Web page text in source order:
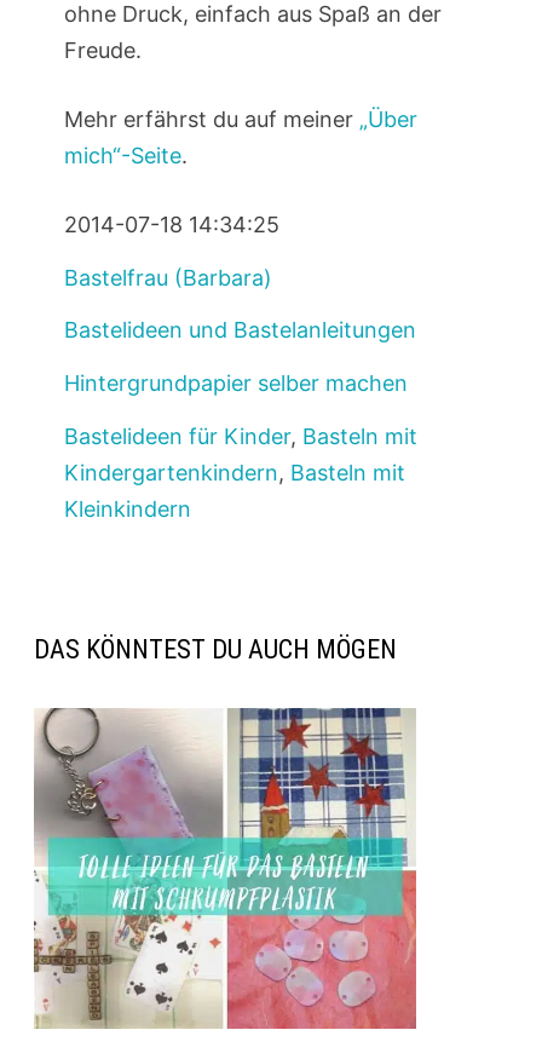
ohne Druck, einfach aus Spaß an der
Freude.
Mehr erfährst du auf meiner „Über
mich“-Seite.
2014-07-18 14:34:25
Bastelfrau (Barbara)
Bastelideen und Bastelanleitungen
Hintergrundpapier selber machen
Bastelideen für Kinder, Basteln mit
Kindergartenkindern, Basteln mit
Kleinkindern
DAS KÖNNTEST DU AUCH MÖGEN